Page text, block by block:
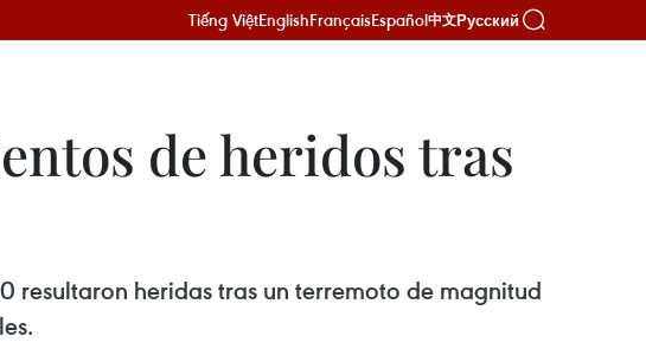
Tiếng ViệtEnglishFrançaisEspañol中文Русский
de heridos tras
resultaron heridas tras un terremoto de magnitud